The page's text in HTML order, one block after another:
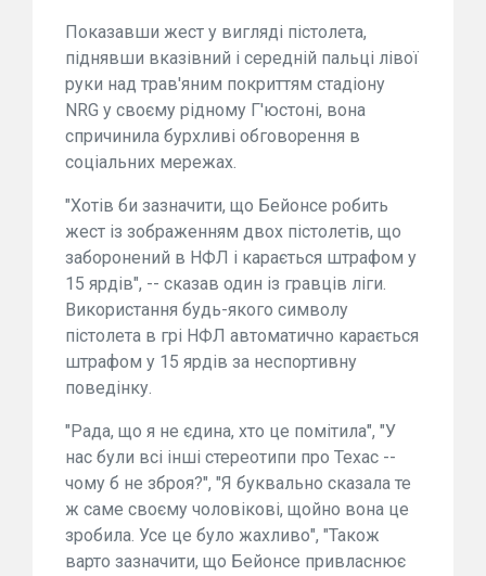
Показавши жест у вигляді пістолета,
піднявши вказівний і середній пальці лівої
руки над трав'яним покриттям стадіону
NRG у своєму рідному Г'юстоні, вона
спричинила бурхливі обговорення в
соціальних мережах.
"Хотів би зазначити, що Бейонсе робить
жест із зображенням двох пістолетів, що
заборонений в НФЛ і карається штрафом у
15 ярдів", -- сказав один із гравців ліги.
Використання будь-якого символу
пістолета в грі НФЛ автоматично карається
штрафом у 15 ярдів за неспортивну
поведінку.
"Рада, що я не єдина, хто це помітила", "У
нас були всі інші стереотипи про Техас --
чому б не зброя?", "Я буквально сказала те
ж саме своєму чоловікові, щойно вона це
зробила. Усе це було жахливо", "Також
варто зазначити, що Бейонсе привласнює